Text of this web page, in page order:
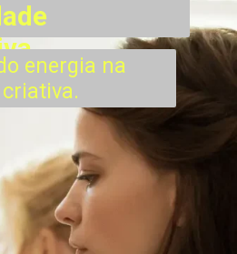
energia na